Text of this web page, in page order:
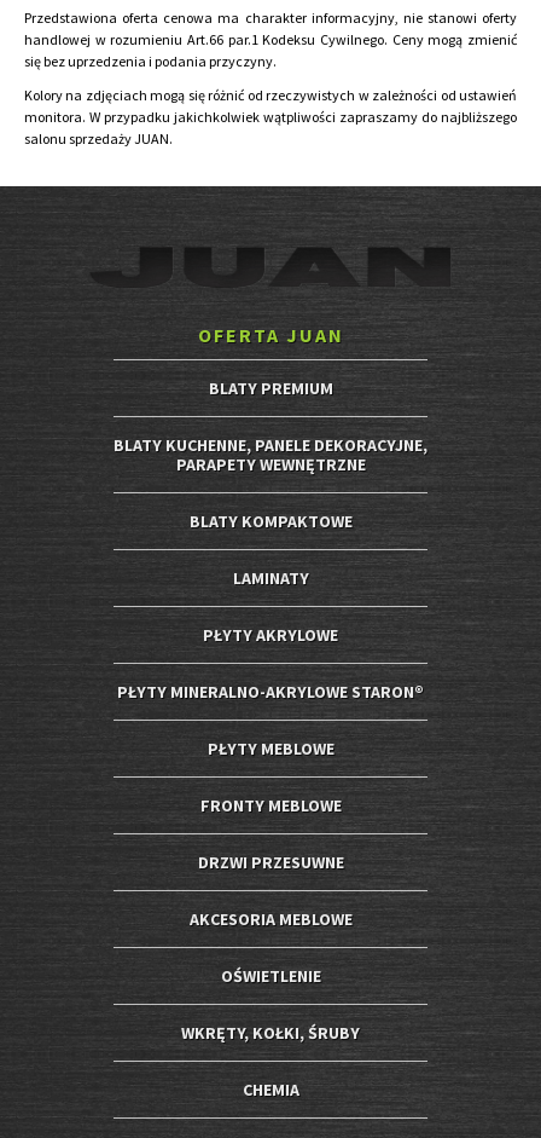
Przedstawiona oferta cenowa ma charakter informacyjny, nie stanowi oferty
handlowej w rozumieniu Art.66 par.1 Kodeksu Cywilnego. Ceny mogą zmienić
się bez uprzedzenia i podania przyczyny.
Kolory na zdjęciach mogą się różnić od rzeczywistych w zależności od ustawień
monitora. W przypadku jakichkolwiek wątpliwości zapraszamy do najbliższego
salonu sprzedaży JUAN.
OFERTA JUAN
BLATY PREMIUM
BLATY KUCHENNE, PANELE DEKORACYJNE,
PARAPETY WEWNĘTRZNE
BLATY KOMPAKTOWE
LAMINATY
PŁYTY AKRYLOWE
PŁYTY MINERALNO-AKRYLOWE STARON®
PŁYTY MEBLOWE
FRONTY MEBLOWE
DRZWI PRZESUWNE
AKCESORIA MEBLOWE
OŚWIETLENIE
WKRĘTY, KOŁKI, ŚRUBY
CHEMIA